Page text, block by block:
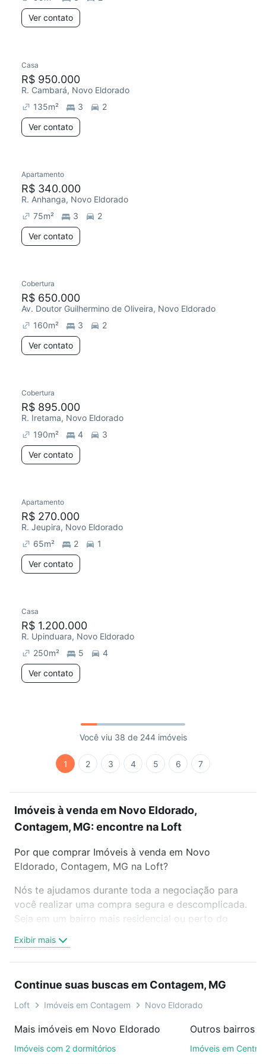
Ver contato
Casa
R$ 950.000
R. Cambará, Novo Eldorado
135m² 3
2
Ver contato
Apartamento
R$ 340.000
R. Anhanga, Novo Eldorado
75m² 3
2
Ver contato
Cobertura
R$ 650.000
Av. Doutor Guilhermino de Oliveira, Novo Eldorado
160m² 3
2
Ver contato
Cobertura
R$ 895.000
R. Iretama, Novo Eldorado
190m² 4
3
Ver contato
Apartamento
R$ 270.000
R. Jeupira, Novo Eldorado
65m² 2
1
Ver contato
Casa
R$ 1.200.000
R. Upinduara, Novo Eldorado
250m² 5
4
Ver contato
Você viu 38 de 244 imóveis
1 2 3 4 5 6 7
Imóveis à venda em Novo Eldorado,
Contagem, MG: encontre na Loft
Por que comprar Imóveis à venda em Novo
Eldorado, Contagem, MG na Loft?
Nós te ajudamos durante toda a negociação para
você realizar uma compra segura e descomplicada.
Seja em um bairro mais residencial ou perto do
oferta ideal de Imóveis à venda em Novo Eldorado,
Contagem, MG para conquistar seu sonho. Agende
sem compromisso e você ainda conta com mais de
46 mil corretores e imobiliárias te ajudando na
Como escolher um imóvel?
Exibir mais
Continue suas buscas em Contagem, MG
Loft Imóveis em Contagem Novo Eldorado
Mais imóveis em Novo Eldorado
Imóveis com 2 dormitórios
Outros bairros
Imóveis em Centro